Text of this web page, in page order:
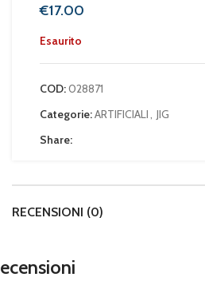
€
Esaurito
COD:028871
Categorie:ARTIFICIALI, JIG
Share:
RECENSIONI (0)